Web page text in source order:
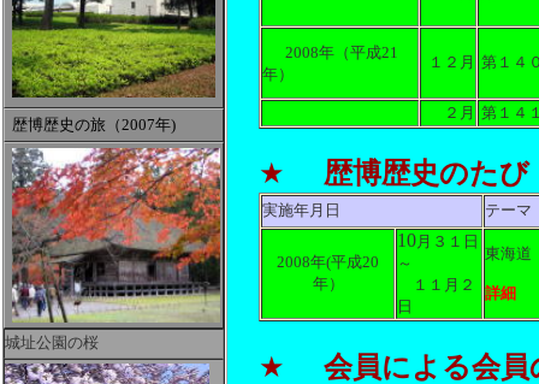
歴博歴史の旅（2007年)
城址公園の桜
2008年（平成21
年）
１２月 第１４
２月 第１４
★ 歴博歴史のたび
実施年月日 テーマ
2008年(平成20
年）
10月３１日
～
１１月２
日
東海道
詳細
★ 会員による会